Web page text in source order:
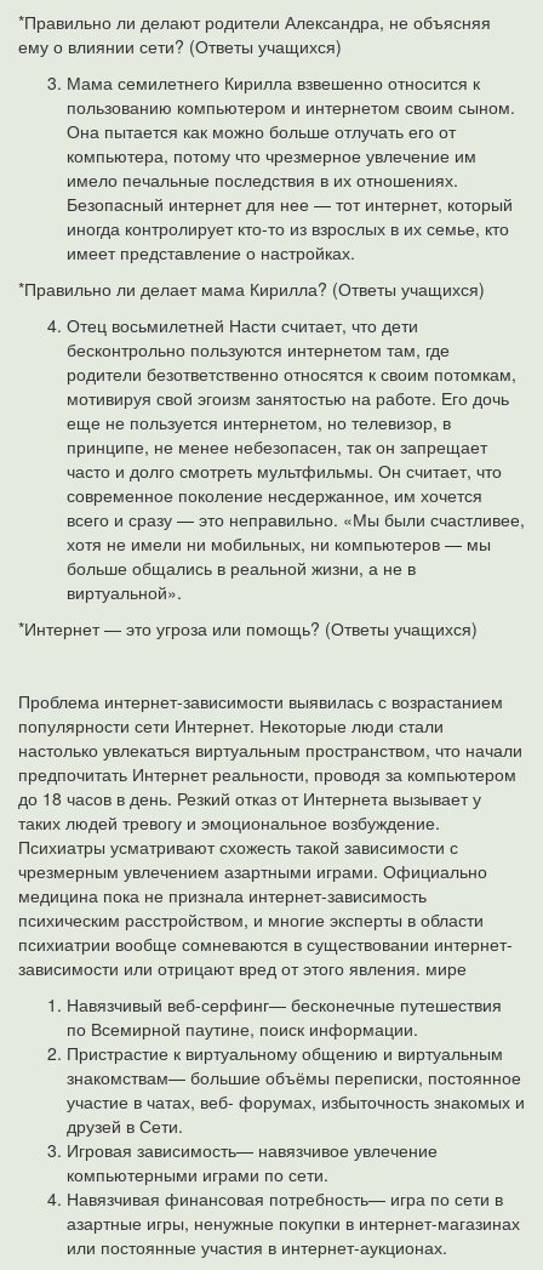
*Правильно ли делают родители Александра, не объясняя
ему о влиянии сети? (Ответы учащихся)
Мама семилетнего Кирилла взвешенно относится к
пользованию компьютером и интернетом своим сыном.
Она пытается как можно больше отлучать его от
компьютера, потому что чрезмерное увлечение им
имело печальные последствия в их отношениях.
Безопасный интернет для нее — тот интернет, который
иногда контролирует кто-то из взрослых в их семье, кто
имеет представление о настройках.
*Правильно ли делает мама Кирилла? (Ответы учащихся)
Отец восьмилетней Насти считает, что дети
бесконтрольно пользуются интернетом там, где
родители безответственно относятся к своим потомкам,
мотивируя свой эгоизм занятостью на работе. Его дочь
еще не пользуется интернетом, но телевизор, в
принципе, не менее небезопасен, так он запрещает
часто и долго смотреть мультфильмы. Он считает, что
современное поколение несдержанное, им хочется
всего и сразу — это неправильно. «Мы были счастливее,
хотя не имели ни мобильных, ни компьютеров — мы
больше общались в реальной жизни, а не в
виртуальной».
*Интернет — это угроза или помощь? (Ответы учащихся)
Проблема интернет-зависимости выявилась с возрастанием
популярности сети Интернет. Некоторые люди стали
настолько увлекаться виртуальным пространством, что начали
предпочитать Интернет реальности, проводя за компьютером
до 18 часов в день. Резкий отказ от Интернета вызывает у
таких людей тревогу и эмоциональное возбуждение.
Психиатры усматривают схожесть такой зависимости с
чрезмерным увлечением азартными играми. Официально
медицина пока не признала интернет-зависимость
психическим расстройством, и многие эксперты в области
психиатрии вообще сомневаются в существовании интернет-
зависимости или отрицают вред от этого явления. мире
Навязчивый веб-серфинг— бесконечные путешествия
по Всемирной паутине, поиск информации.
Пристрастие к виртуальному общению и виртуальным
знакомствам— большие объёмы переписки, постоянное
участие в чатах, веб- форумах, избыточность знакомых и
друзей в Сети.
Игровая зависимость— навязчивое увлечение
компьютерными играми по сети.
Навязчивая финансовая потребность— игра по сети в
азартные игры, ненужные покупки в интернет-магазинах
или постоянные участия в интернет-аукционах.